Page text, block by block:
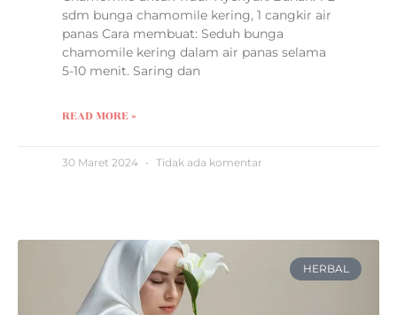
sdm bunga chamomile kering, 1 cangkir air
panas Cara membuat: Seduh bunga
chamomile kering dalam air panas selama
5-10 menit. Saring dan
READ MORE »
30 Maret 2024 Tidak ada komentar
HERBAL